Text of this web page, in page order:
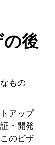
後
もの
アップ
・開発
のビザ